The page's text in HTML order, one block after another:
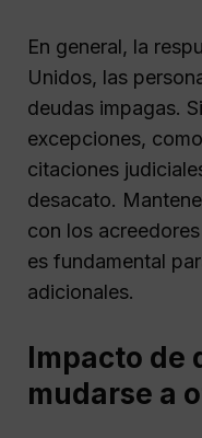
En general, la
Unidos, las
deudas impagas.
excepciones,
citaciones
desacato.
con los
es fundamental
adicionales.
Impacto de
mudarse a